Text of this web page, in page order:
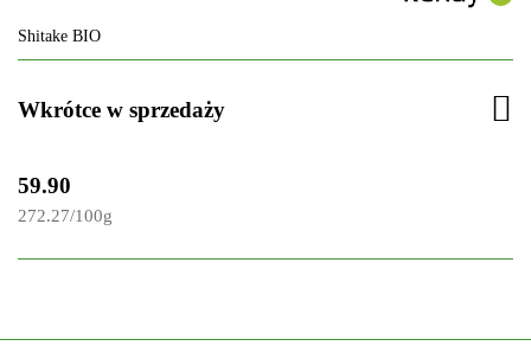
Shitake BIO
Wkrótce w sprzedaży
59.90
272.27/100g